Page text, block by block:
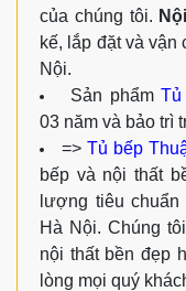
của chúng tôi.
kế, lắp đặt và vận
Nội.
Sản phẩm Tủ
03 năm và bảo trì
=>Tủ bếp
bếp và nội thất
lượng tiêu
Hà Nội. Chúng
nội thất bền đẹp
lòng mọi quý